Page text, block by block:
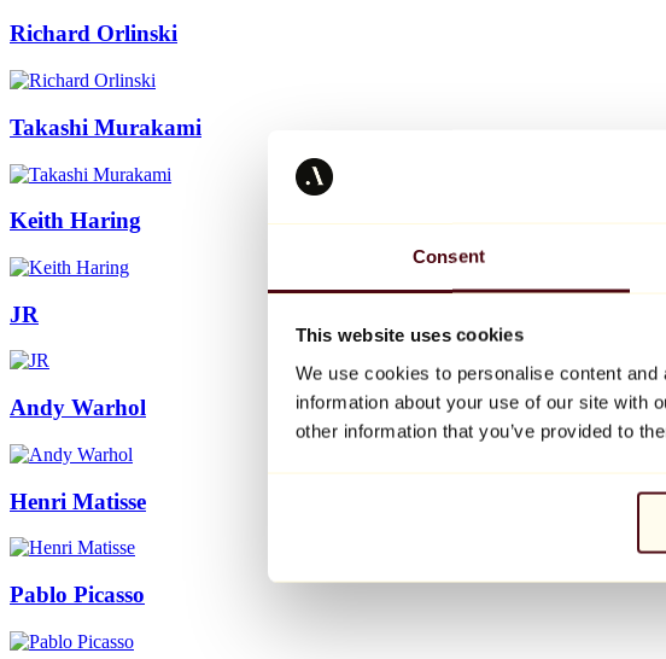
Consent
This website uses cookies
We use cookies to personalise content
information about your use of our site with
other information that you’ve provided to
Richard Orlinski
Takashi Murakami
Keith Haring
JR
Andy Warhol
Henri Matisse
Pablo Picasso